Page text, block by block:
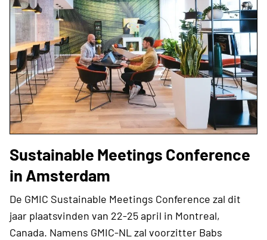
Sustainable Meetings Conference
in Amsterdam
De GMIC Sustainable Meetings Conference zal dit
jaar plaatsvinden van 22-25 april in Montreal,
Canada. Namens GMIC-NL zal voorzitter Babs